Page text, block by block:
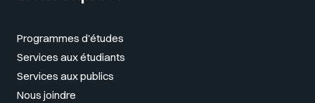
Programmes d'études
Services aux étudiants
Services aux publics
Nous joindre